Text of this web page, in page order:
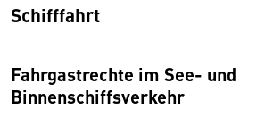
Schifffahrt
Fahrgastrechte im See- und
Binnenschiffsverkehr